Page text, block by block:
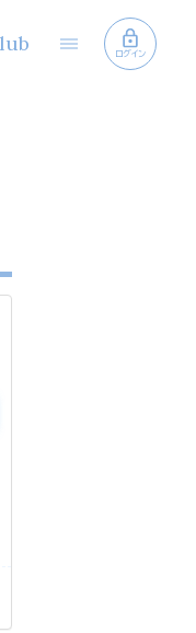
ログイン